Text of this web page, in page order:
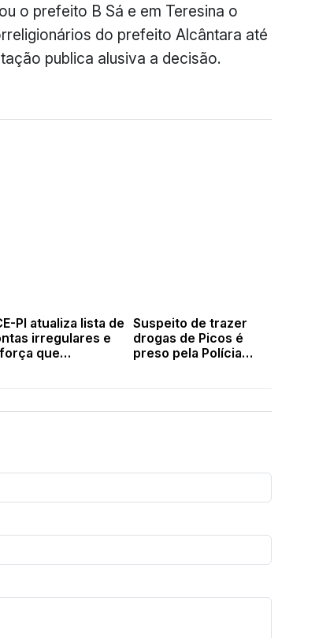
o prefeito B Sá e em Teresina o
do prefeito Alcântara até
publica alusiva a decisão.
PI atualiza lista de
irregulares e
que
Suspeito de trazer
drogas de Picos é
preso pela Polícia